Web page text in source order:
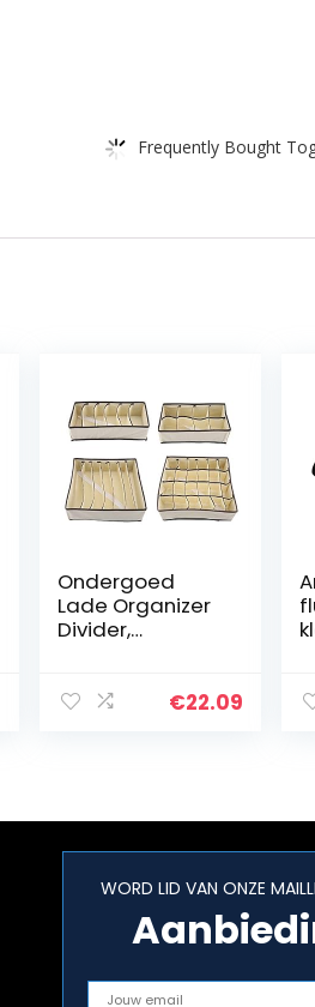
Frequently Bought
Ondergoed
Lade Organizer
Divider,
Duurzame
Ondergoed…
€22.09
WORD LID VAN ONZE